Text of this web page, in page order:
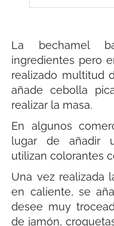
La bechamel
ingredientes pero
realizado multitud
añade cebolla
realizar la masa.
En algunos
lugar de añadir
utilizan colorantes
Una vez realizada
en caliente, se
desee muy
de jamón,